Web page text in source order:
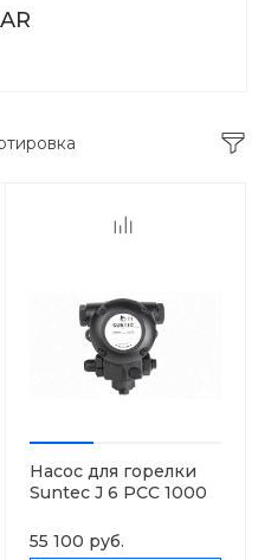
Насос для горелки
Suntec J 6 PCC 1000
55 100 руб.